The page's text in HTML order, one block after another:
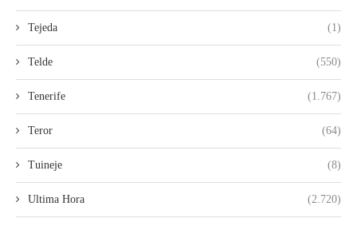
Tejeda (1)
Telde (550)
Tenerife (1.767)
Teror (64)
Tuineje (8)
Ultima Hora (2.720)